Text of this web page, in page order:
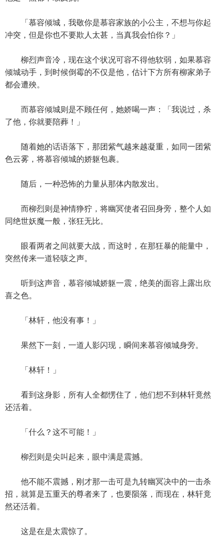
「慕容倾城，我敬你是慕容家族的小公主，不想与你起
冲突，但是你也不要欺人太甚，当真我会怕你？」
柳烈声音冷，现在这个状况可容不得他软弱，如果慕容
倾城动手，到时候倒霉的不仅是他，估计下方所有柳家弟子
都会遭殃。
而慕容倾城则是不顾任何，她娇喝一声：「我说过，杀
了他，你就要陪葬！」
随着她的话语落下，那团紫气越来越凝重，如同一团紫
色云雾，将慕容倾城的娇躯包裹。
随后，一种恐怖的力量从那体内散发出。
而柳烈则是神情狰狞，将幽冥使者召回身旁，整个人如
同绝世妖魔一般，张狂无比。
眼看两者之间就要大战，而这时，在那狂暴的能量中，
突然传来一道轻咳之声。
听到这声音，慕容倾城娇躯一震，绝美的面容上露出欣
喜之色。
「林轩，他没有事！」
果然下一刻，一道人影闪现，瞬间来慕容倾城身旁。
「林轩！」
看到这身影，所有人全都愣住了，他们想不到林轩竟然
还活着。
「什么？这不可能！」
柳烈则是尖叫起来，眼中满是震撼。
他不能不震撼，刚才那一击可是九转幽冥决中的一击杀
招，就算是五重天的尊者来了，也要陨落，而现在，林轩竟
然还活着。
这是在是太震惊了。